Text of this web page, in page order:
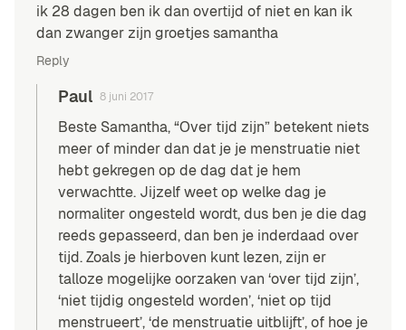
ik 28 dagen ben ik dan overtijd of niet en kan ik
dan zwanger zijn groetjes samantha
Reply
Paul 8 juni 2017
Beste Samantha, “Over tijd zijn” betekent niets
meer of minder dan dat je je menstruatie niet
hebt gekregen op de dag dat je hem
verwachtte. Jijzelf weet op welke dag je
normaliter ongesteld wordt, dus ben je die dag
reeds gepasseerd, dan ben je inderdaad over
tijd. Zoals je hierboven kunt lezen, zijn er
talloze mogelijke oorzaken van ‘over tijd zijn’,
‘niet tijdig ongesteld worden’, ‘niet op tijd
menstrueert’, ‘de menstruatie uitblijft’, of hoe je